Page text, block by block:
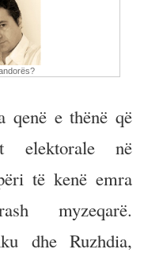
qenë e thënë që
elektorale në
të kenë emra
myzeqarë.
dhe Ruzhdia,